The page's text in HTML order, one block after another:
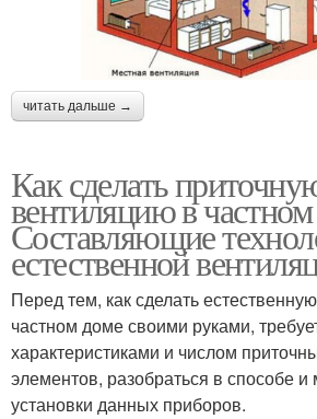
читать дальше →
Как сделать
вентиляцию в
Составляющие
естественной
Перед тем, как сделать
частном доме своими руками,
характеристиками и числом
элементов, разобраться в способе
установки данных приборов.